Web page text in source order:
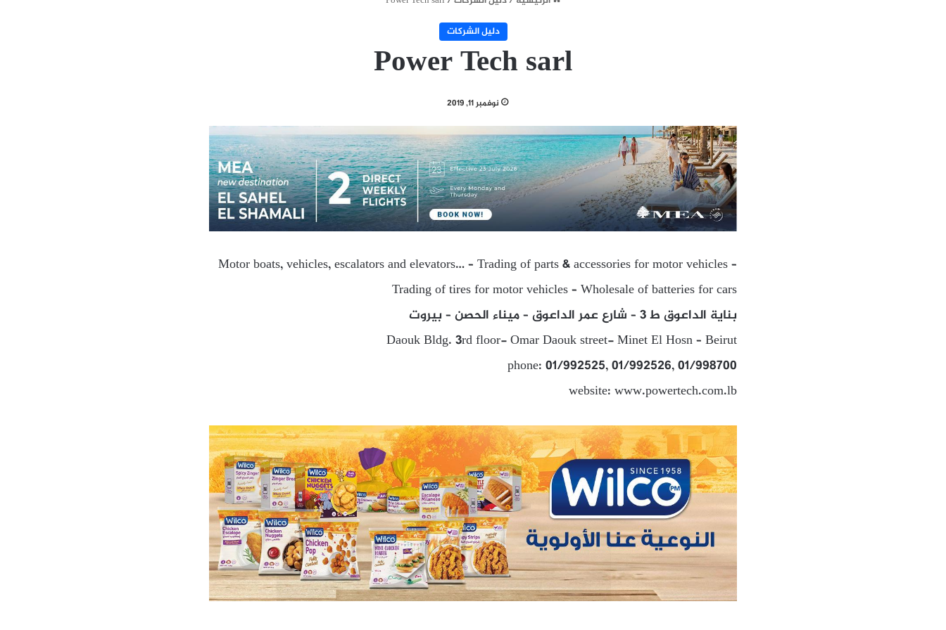
دليل الشركات
Power Tech sarl
نوفمبر 11, 2019
Motor boats, vehicles, escalators and elevators… – Trading of parts & accessories for motor vehicles –
Trading of tires for motor vehicles – Wholesale of batteries for cars
بناية الداعوق ط 3 – شارع عمر الداعوق – ميناء الحصن – بيروت
Daouk Bldg. 3rd floor- Omar Daouk street- Minet El Hosn – Beirut
phone: 01/992525, 01/992526, 01/998700
website: www.powertech.com.lb